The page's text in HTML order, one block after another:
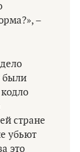
–
были
стране
убьют
это